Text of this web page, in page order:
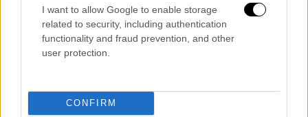
I want to allow Google to enable storage
related to security, including authentication
functionality and fraud prevention, and other
user protection.
CONFIRM
Σουδάν από το πραξικόπημα του 1989 ως την
ανατροπή του με το πραξικόπημα του 2019.
Στην τρέχουσα ένοπλη σύρραξη έχουν χάσει
δεν υπάρχει επίσημος αξιόπιστος
απολογισμός—, ενώ κάπου